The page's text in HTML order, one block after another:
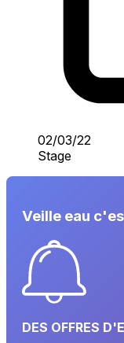
02/03/22
Stage
Veille eau
DES OFFRES